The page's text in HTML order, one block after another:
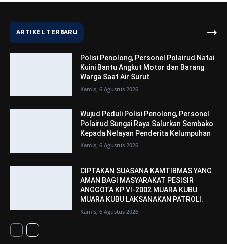
ARTIKEL TERBARU
Polisi Penolong, Personel Polairud Natai
Kuini Bantu Angkut Motor dan Barang
Warga Saat Air Surut
Kamis, 6 Agustus 2026
Wujud Peduli Polisi Penolong, Personel
Polairud Sungai Raya Salurkan Sembako
Kepada Nelayan Penderita Kelumpuhan
Kamis, 6 Agustus 2026
CIPTAKAN SUASANA KAMTIBMAS YANG
AMAN BAGI MASYARAKAT PESISIR
ANGGOTA KP VI-2002 MUARA KUBU
MUARA KUBU LAKSANAKAN PATROLI.
Kamis, 6 Agustus 2026